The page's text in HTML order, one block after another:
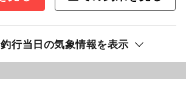
釣行当日の気象情報を表示